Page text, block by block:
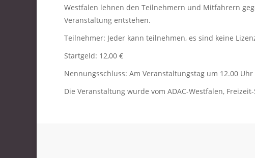
Westfalen lehnen den Teilnehmern und Mitfahrern
Veranstaltung entstehen.
Teilnehmer: Jeder kann teilnehmen, es sind keine
Startgeld: 12,00 €
Nennungsschluss: Am Veranstaltungstag um 12.00 Uhr
Die Veranstaltung wurde vom ADAC-Westfalen,